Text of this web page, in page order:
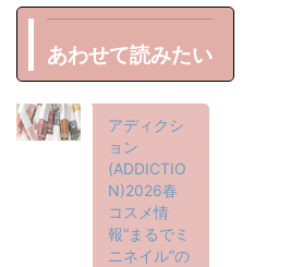
あわせて読みたい
アディクシ
ョン
(ADDICTIO
N)2026春
コスメ情
報“まるでミ
ニネイル”の